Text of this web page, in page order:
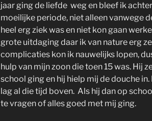
jaar ging de liefde weg en bleef ik
moeilijke periode, niet alleen vanwege
heel erg ziek was en niet kon gaan
grote uitdaging daar ik van nature erg
complicaties kon ik nauwelijks lopen,
hulp van mijn zoon die toen 15 was. Hij
school ging en hij hielp mij de douche
lag al die tijd boven. Als hij dan op
te vragen of alles goed met mij ging.